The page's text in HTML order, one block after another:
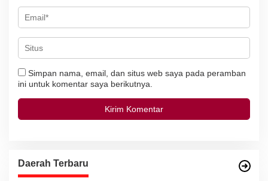
Simpan nama, email, dan situs web saya pada peramban
ini untuk komentar saya berikutnya.
Daerah Terbaru